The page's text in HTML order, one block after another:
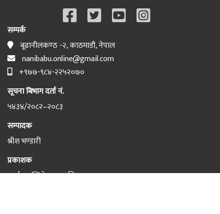
सम्पर्क
बूढानीलकण्ठ -२, काठमाडौं, नेपाल
nanibabu.online@gmail.com
+९७७-९८४-२२५२०७०
सूचना बिभाग दर्ता नं.
५४३४/२०८२–२०८३
सम्पादक
श्रीश भण्डारी
प्रकाशक
इटर्नल पब्लिकेसन प्रा लि